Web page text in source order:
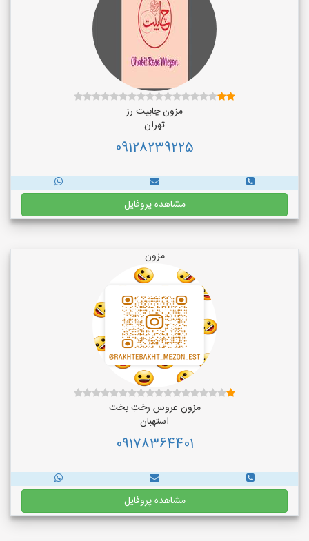
مزون چابیت رز
تهران
09128239225
مشاهده پروفایل
مزون
مزون عروس رختِ بخت
استهبان
09178364401
مشاهده پروفایل